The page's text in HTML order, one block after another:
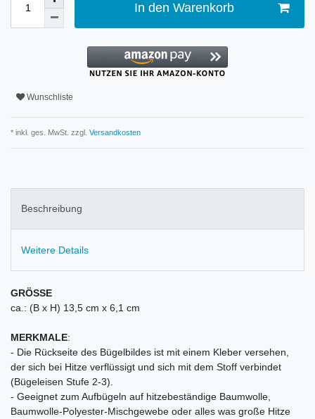
In den Warenkorb
Wunschliste
* inkl. ges. MwSt. zzgl. Versandkosten
Beschreibung
Weitere Details
GRÖSSE
ca.: (B x H) 13,5 cm x 6,1 cm
MERKMALE:
- Die Rückseite des Bügelbildes ist mit einem Kleber versehen,
der sich bei Hitze verflüssigt und sich mit dem Stoff verbindet
(Bügeleisen Stufe 2-3).
- Geeignet zum Aufbügeln auf hitzebeständige Baumwolle,
Baumwolle-Polyester-Mischgewebe oder alles was große Hitze